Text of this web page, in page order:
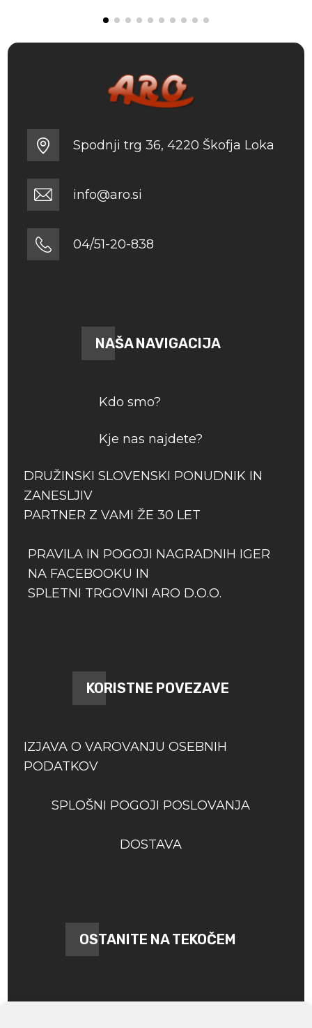
Spodnji trg 36, 4220 Škofja Loka
info@aro.si
04/51-20-838
NAŠA NAVIGACIJA
Kdo smo?
Kje nas najdete?
DRUŽINSKI SLOVENSKI PONUDNIK IN
ZANESLJIV
PARTNER Z VAMI ŽE 30 LET
PRAVILA IN POGOJI NAGRADNIH IGER
NA FACEBOOKU IN
SPLETNI TRGOVINI ARO D.O.O.
KORISTNE POVEZAVE
IZJAVA O VAROVANJU OSEBNIH
PODATKOV
SPLOŠNI POGOJI POSLOVANJA
DOSTAVA
OSTANITE NA TEKOČEM